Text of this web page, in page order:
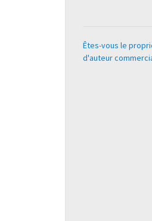
Êtes-vous le
d'auteur